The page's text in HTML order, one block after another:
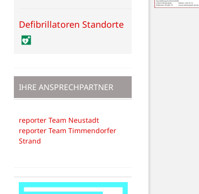
Defibrillatoren Standorte
IHRE ANSPRECHPARTNER
reporter Team Neustadt
reporter Team Timmendorfer
Strand